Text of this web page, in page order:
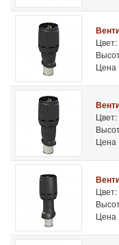
Цвет:
Цена
Цвет:
Цена
Цвет:
Цена